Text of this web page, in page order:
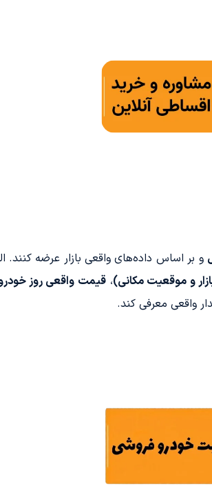
و بر اساس داده‌های واقعی بازار عرضه کنند.
،قیمت واقعی روز
واقعی معرفی کند.